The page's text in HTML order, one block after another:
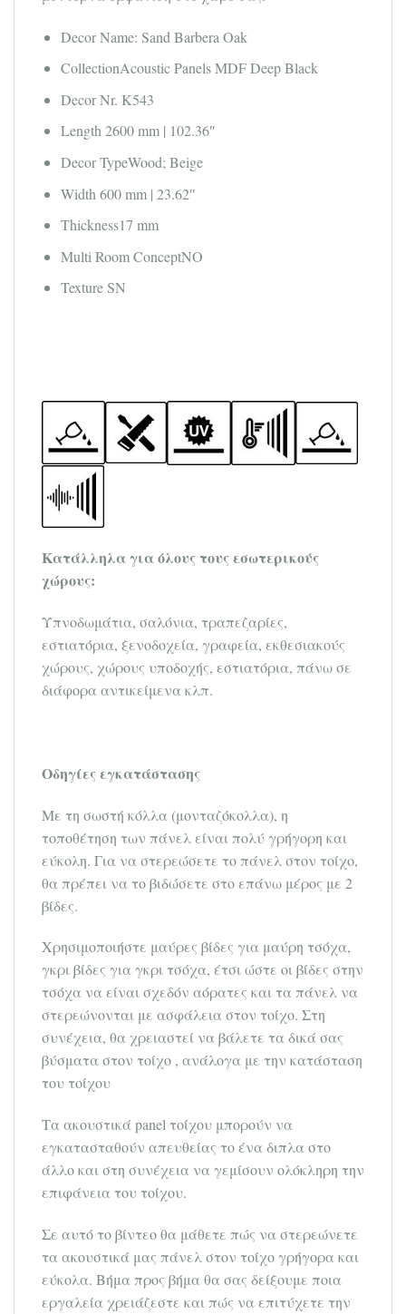
Decor Name: Sand Barbera Oak
CollectionAcoustic Panels MDF Deep Black
Decor Nr. K543
Length2600 mm | 102.36″
Decor TypeWood; Beige
Width 600 mm | 23.62″
Thickness17 mm
Multi Room ConceptNO
TextureSN
Κατάλληλα για όλους τους εσωτερικούς
χώρους:
Υπνοδωμάτια, σαλόνια, τραπεζαρίες,
εστιατόρια, ξενοδοχεία, γραφεία, εκθεσιακούς
χώρους, χώρους υποδοχής, εστιατόρια, πάνω σε
διάφορα αντικείμενα κλπ.
Οδηγίες εγκατάστασης
Με τη σωστή κόλλα (μονταζόκολλα), η
τοποθέτηση των πάνελ είναι πολύ γρήγορη και
εύκολη. Για να στερεώσετε το πάνελ στον τοίχο,
θα πρέπει να το βιδώσετε στο επάνω μέρος με 2
βίδες.
Χρησιμοποιήστε μαύρες βίδες για μαύρη τσόχα,
γκρι βίδες για γκρι τσόχα, έτσι ώστε οι βίδες στην
τσόχα να είναι σχεδόν αόρατες και τα πάνελ να
στερεώνονται με ασφάλεια στον τοίχο. Στη
συνέχεια, θα χρειαστεί να βάλετε τα δικά σας
βύσματα στον τοίχο , ανάλογα με την κατάσταση
του τοίχου
Τα ακουστικά panel τοίχου μπορούν να
εγκατασταθούν απευθείας το ένα διπλα στο
άλλο και στη συνέχεια να γεμίσουν ολόκληρη την
επιφάνεια του τοίχου.
Σε αυτό το βίντεο θα μάθετε πώς να στερεώνετε
τα ακουστικά μας πάνελ στον τοίχο γρήγορα και
εύκολα. Βήμα προς βήμα θα σας δείξουμε ποια
εργαλεία χρειάζεστε και πώς να επιτύχετε την